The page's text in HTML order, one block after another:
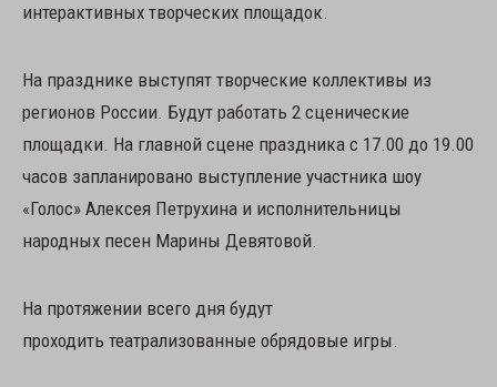
интерактивных творческих площадок.
На празднике выступят творческие коллективы из
регионов России. Будут работать 2 сценические
площадки. На главной сцене праздника с 17.00 до 19.00
часов запланировано выступление участника шоу
«Голос» Алексея Петрухина и исполнительницы
народных песен Марины Девятовой.
На протяжении всего дня будут
проходить театрализованные обрядовые игры.